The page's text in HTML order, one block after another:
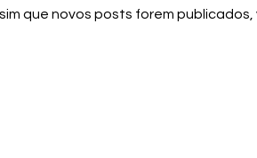
que novos posts forem